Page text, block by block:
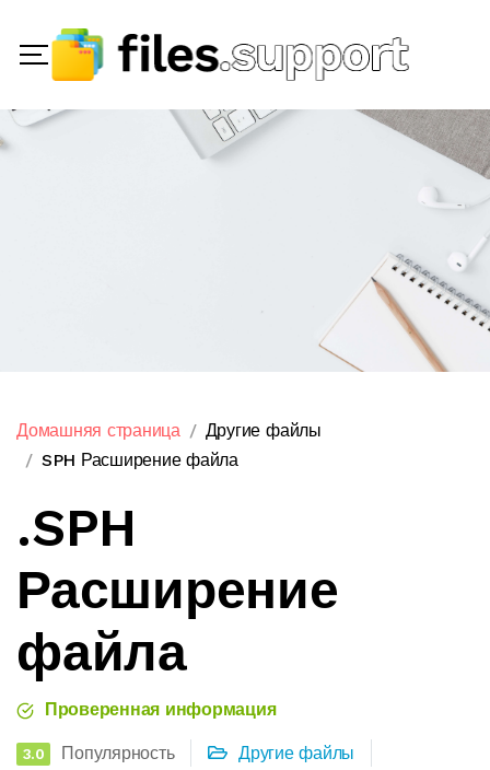
Домашняя страница
Другие файлы
SPH Расширение файла
.SPH
Расширение
файла
Проверенная информация
3.0 Популярность Другие файлы